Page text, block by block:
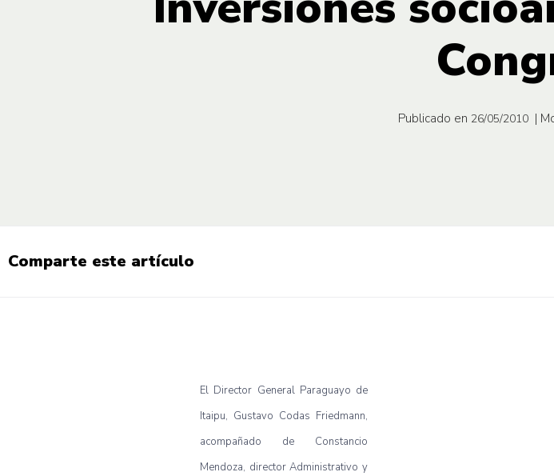
Publicado en 26/05/2010 |
Comparte este artículo
El Director General Paraguayo de
Itaipu, Gustavo Codas Friedmann,
acompañado de Constancio
Mendoza, director Administrativo y